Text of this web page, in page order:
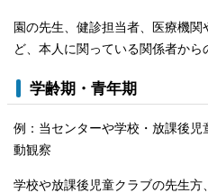
園の先生、健診担当者、医療機
ど、本人に関っている関係者から
学齢期・青年期
例：当センターや学校・放課後
動観察
学校や放課後児童クラブの先生